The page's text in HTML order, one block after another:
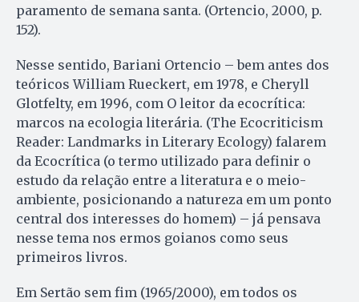
paramento de semana santa. (Ortencio, 2000, p.
152).
Nesse sentido, Bariani Ortencio – bem antes dos
teóricos William Rueckert, em 1978, e Cheryll
Glotfelty, em 1996, com O leitor da ecocrítica:
marcos na ecologia literária. (The Ecocriticism
Reader: Landmarks in Literary Ecology) falarem
da Ecocrítica (o termo utilizado para definir o
estudo da relação entre a literatura e o meio-
ambiente, posicionando a natureza em um ponto
central dos interesses do homem) – já pensava
nesse tema nos ermos goianos como seus
primeiros livros.
Em Sertão sem fim (1965/2000), em todos os